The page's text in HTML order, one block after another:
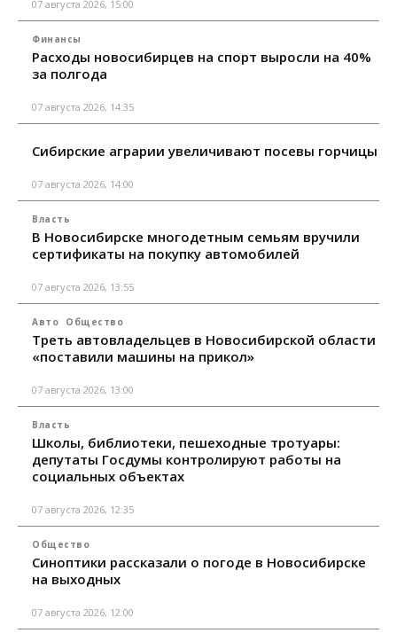
07 августа 2026, 15:00
Финансы
Расходы новосибирцев на спорт выросли на 40%
за полгода
07 августа 2026, 14:35
Сибирские аграрии увеличивают посевы горчицы
07 августа 2026, 14:00
Власть
В Новосибирске многодетным семьям вручили
сертификаты на покупку автомобилей
07 августа 2026, 13:55
Авто Общество
Треть автовладельцев в Новосибирской области
«поставили машины на прикол»
07 августа 2026, 13:00
Власть
Школы, библиотеки, пешеходные тротуары:
депутаты Госдумы контролируют работы на
социальных объектах
07 августа 2026, 12:35
Общество
Синоптики рассказали о погоде в Новосибирске
на выходных
07 августа 2026, 12:00